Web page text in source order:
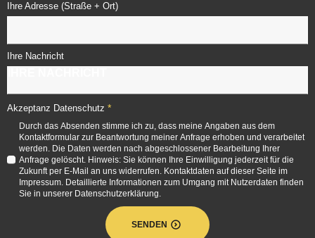
Ihre Adresse (Straße + Ort)
Ihre Nachricht
Akzeptanz Datenschutz *
Durch das Absenden stimme ich zu, dass meine Angaben aus dem
Kontaktformular zur Beantwortung meiner Anfrage erhoben und verarbeitet
werden. Die Daten werden nach abgeschlossener Bearbeitung Ihrer
Anfrage gelöscht. Hinweis: Sie können Ihre Einwilligung jederzeit für die
Zukunft per E-Mail an uns widerrufen. Kontaktdaten auf dieser Seite im
Impressum. Detaillierte Informationen zum Umgang mit Nutzerdaten finden
Sie in unserer Datenschutzerklärung.
SENDEN